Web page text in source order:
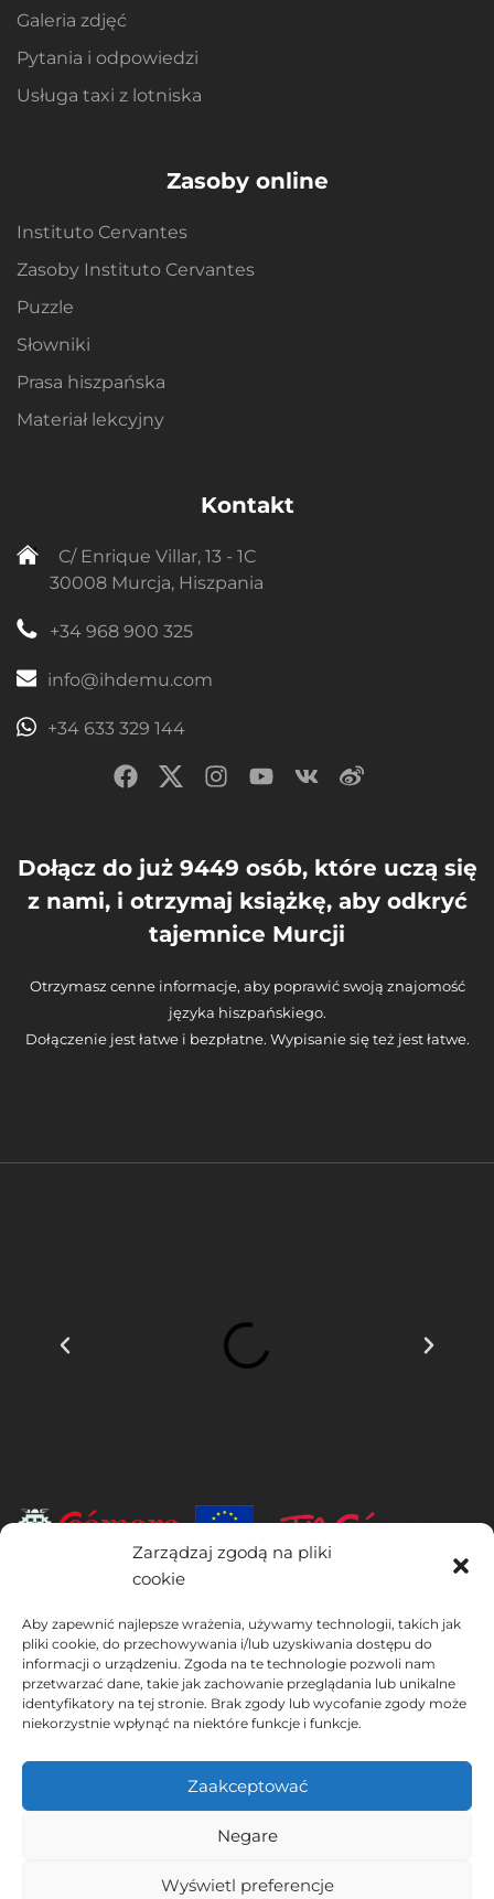
Zarządzaj zgodą na pliki
cookie
Aby zapewnić najlepsze wrażenia, używamy technologii, takich jak
pliki cookie, do przechowywania i/lub uzyskiwania dostępu do
informacji o urządzeniu. Zgoda na te technologie pozwoli nam
przetwarzać dane, takie jak zachowanie przeglądania lub unikalne
identyfikatory na tej stronie. Brak zgody lub wycofanie zgody może
niekorzystnie wpłynąć na niektóre funkcje i funkcje.
Zaakceptować
Negare
Wyświetl preferencje
Galeria zdjęć
Pytania i odpowiedzi
Usługa taxi z lotniska
Zasoby online
Instituto Cervantes
Zasoby Instituto Cervantes
Puzzle
Słowniki
Prasa hiszpańska
Materiał lekcyjny
Kontakt
C/ Enrique Villar, 13 - 1C
30008 Murcja, Hiszpania
+34 968 900 325
info@ihdemu.com
+34 633 329 144
Dołącz do już 9449 osób, które uczą się
z nami, i otrzymaj książkę, aby odkryć
tajemnice Murcji
Otrzymasz cenne informacje, aby poprawić swoją znajomość
języka hiszpańskiego.
Dołączenie jest łatwe i bezpłatne. Wypisanie się też jest łatwe.
beneficjentem Europejskiego Funduszu Rozwoju Regionalnego,
którego celem jest rozwój wykorzystania i jakości technologii
informacyjno-komunikacyjnych oraz ich dostępności, dzięki czemu
wdrożył następujące rozwiązania: obecność w Internecie poprzez
swoją Stronie internetowej. Obecne działanie miało miejsce w 2020
roku. W tym celu zostało wsparte przez program TIC Cámaras, przez
Warunki rezerwacji
Polityka plików cookie